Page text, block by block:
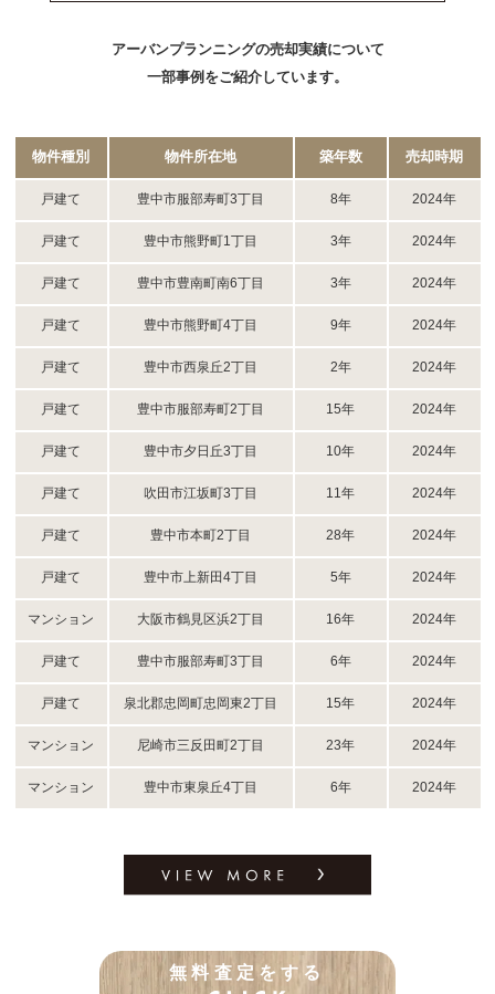
アーバンプランニングの売却実績について
一部事例をご紹介しています。
物件種別 物件所在地 築年数 売却時期
戸建て 豊中市服部寿町3丁目 8年 2024年
戸建て 豊中市熊野町1丁目 3年 2024年
戸建て 豊中市豊南町南6丁目 3年 2024年
戸建て 豊中市熊野町4丁目 9年 2024年
戸建て 豊中市西泉丘2丁目 2年 2024年
戸建て 豊中市服部寿町2丁目 15年 2024年
戸建て 豊中市夕日丘3丁目 10年 2024年
戸建て 吹田市江坂町3丁目 11年 2024年
戸建て 豊中市本町2丁目 28年 2024年
戸建て 豊中市上新田4丁目 5年 2024年
マンション 大阪市鶴見区浜2丁目 16年 2024年
戸建て 豊中市服部寿町3丁目 6年 2024年
戸建て 泉北郡忠岡町忠岡東2丁目 15年 2024年
マンション 尼崎市三反田町2丁目 23年 2024年
マンション 豊中市東泉丘4丁目 6年 2024年
無料査定をする